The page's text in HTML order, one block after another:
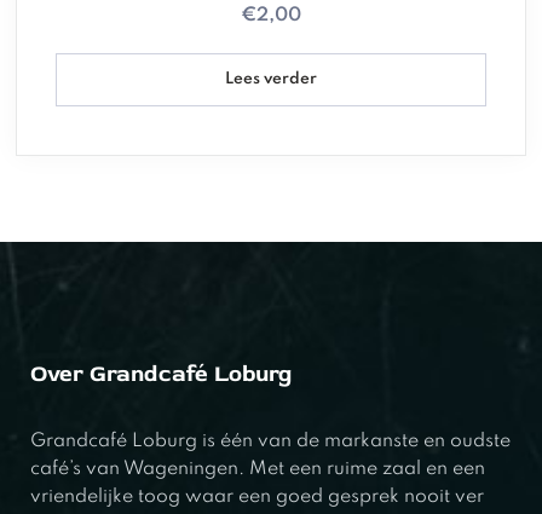
€2,00
Lees verder
Over Grandcafé Loburg
Grandcafé Loburg is één van de markanste en oudste
café’s van Wageningen. Met een ruime zaal en een
vriendelijke toog waar een goed gesprek nooit ver